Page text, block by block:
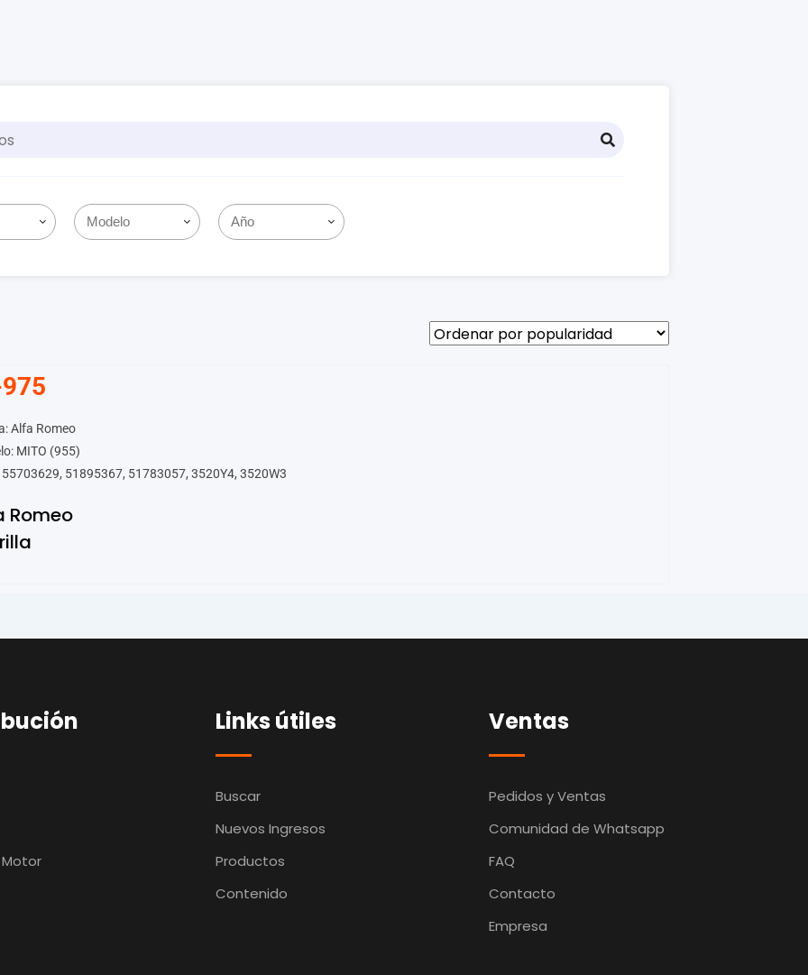
Alfa Romeo
MITO (955)
55703629, 51895367, 51783057, 3520Y4, 3520W3
Romeo
Links útiles
Buscar
Nuevos Ingresos
Productos
Contenido
Ventas
Pedidos y Ventas
Comunidad de Whatsapp
FAQ
Contacto
Empresa